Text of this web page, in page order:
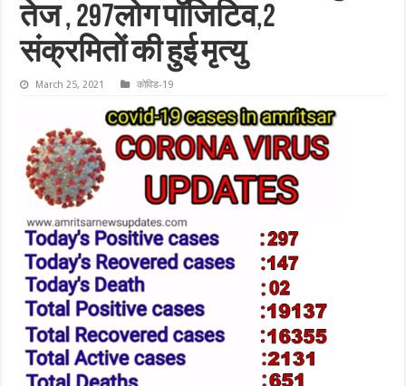
तेज , 297लोग पॉजिटिव,2
संक्रमितों की हुई मृत्यु
March 25, 2021 कोविड-19